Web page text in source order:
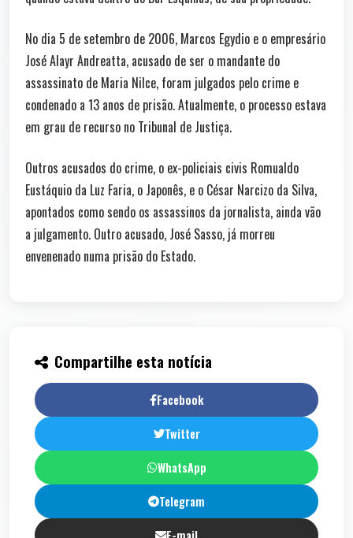
No dia 5 de setembro de 2006, Marcos Egydio e o empresário
José Alayr Andreatta, acusado de ser o mandante do
assassinato de Maria Nilce, foram julgados pelo crime e
condenado a 13 anos de prisão. Atualmente, o processo estava
em grau de recurso no Tribunal de Justiça.
Outros acusados do crime, o ex-policiais civis Romualdo
Eustáquio da Luz Faria, o Japonês, e o César Narcizo da Silva,
apontados como sendo os assassinos da jornalista, ainda vão
a julgamento. Outro acusado, José Sasso, já morreu
envenenado numa prisão do Estado.
Compartilhe esta notícia
Facebook
Twitter
WhatsApp
Telegram